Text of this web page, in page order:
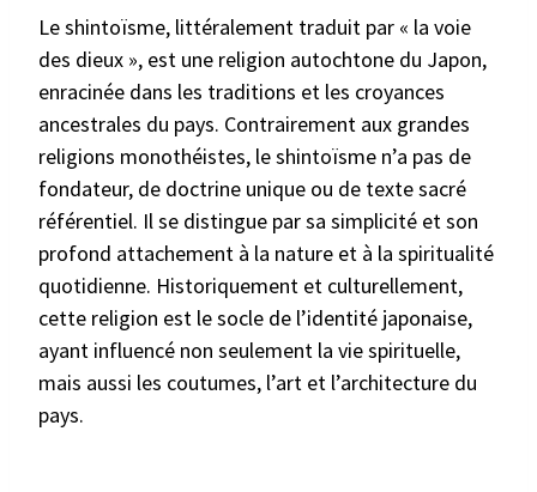
Le shintoïsme, littéralement traduit par « la voie
des dieux », est une religion autochtone du Japon,
enracinée dans les traditions et les croyances
ancestrales du pays. Contrairement aux grandes
religions monothéistes, le shintoïsme n’a pas de
fondateur, de doctrine unique ou de texte sacré
référentiel. Il se distingue par sa simplicité et son
profond attachement à la nature et à la spiritualité
quotidienne. Historiquement et culturellement,
cette religion est le socle de l’identité japonaise,
ayant influencé non seulement la vie spirituelle,
mais aussi les coutumes, l’art et l’architecture du
pays.